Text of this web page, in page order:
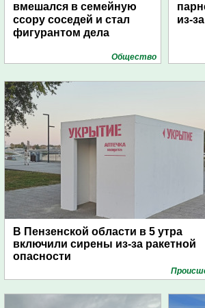
вмешался в семейную
ссору соседей и стал
фигурантом дела
Общество
из-
В Пензенской области в 5 утра
включили сирены из-за ракетной
опасности